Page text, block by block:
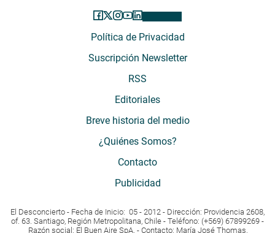
Política de Privacidad
Suscripción Newsletter
RSS
Editoriales
Breve historia del medio
¿Quiénes Somos?
Contacto
Publicidad
El Desconcierto - Fecha de Inicio: 05 - 2012 - Dirección: Providencia 2608,
of. 63. Santiago, Región Metropolitana, Chile - Teléfono: (+569) 67899269 -
Razón social: El Buen Aire SpA. - Contacto: María José Thomas,